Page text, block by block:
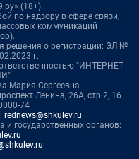
(18+).
по надзору в сфере связи,
коммуникаций
решения о регистрации: ЭЛ №
г.
"ИНТЕРНЕТ
Мария Сергеевна
Ленина, 26А, стр.2, 16
74
rednews@shkulev.ru
государственных органов: